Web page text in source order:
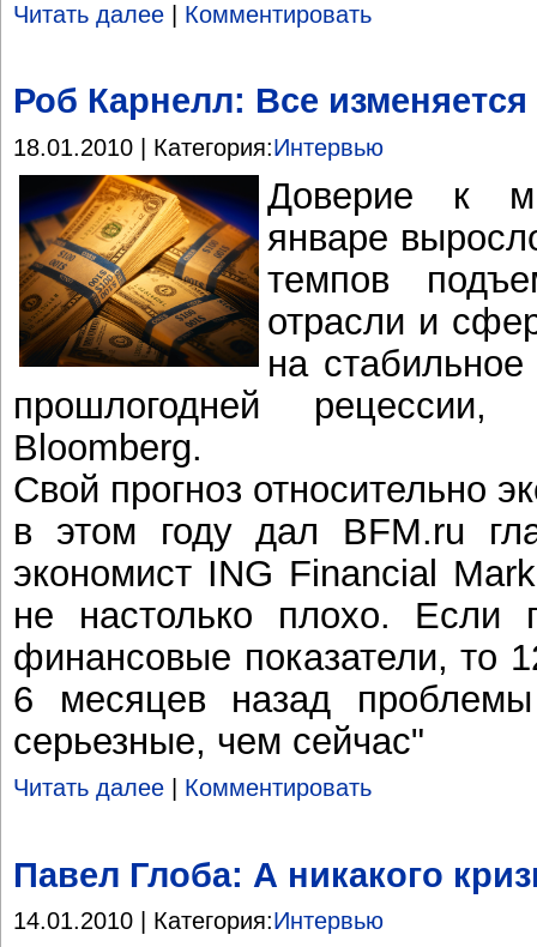
Читать далее Комментировать
Роб Карнелл: Все
18.01.2010 | Категория:Интервью
Доверие к
январе
темпов
отрасли и
на
прошлогодней рецессии,
Bloomberg.
Свой прогноз относительно
в этом году дал BFM.ru
экономист ING Financial
не настолько плохо. Если
финансовые показатели, то
6 месяцев назад
серьезные, чем сейчас"
Читать далее Комментировать
Павел Глоба: А никакого
14.01.2010 | Категория:Интервью